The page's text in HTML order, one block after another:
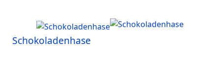
Schokoladenhase